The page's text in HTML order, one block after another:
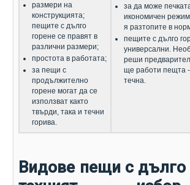
размери на
конструкцията;
пещите с дълго
горене се правят в
различни размери;
простота в работата;
за пещи с
продължително
горене могат да се
използват както
твърди, така и течни
горива.
за да може
икономичен
я разтопите в
пещите с дълго
универсални.
реши
ще работи пещта
течна.
Видове пещи с дълго